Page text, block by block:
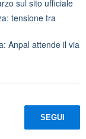
sul sito ufficiale
tensione tra
Anpal attende il via
SEGUI